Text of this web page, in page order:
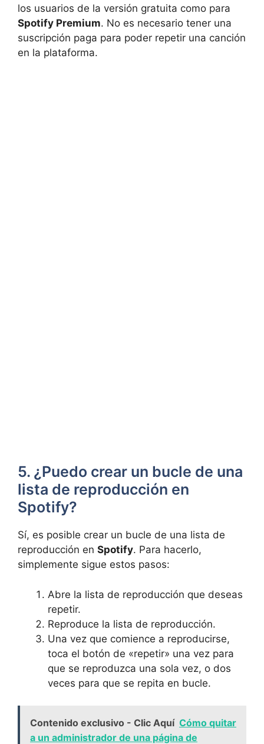
los usuarios‍ de‌ la versión gratuita como para
Spotify ⁤Premium. No es necesario tener una
⁣suscripción paga para poder repetir⁣ una‌ canción‌
en la​ plataforma.
5. ​¿Puedo crear un bucle de una
lista de reproducción en
Spotify?
Sí, es ​posible ⁣crear un⁣ bucle ‍de una lista de
reproducción en Spotify.‌ Para hacerlo,
simplemente sigue ‍estos pasos:
Abre ‍la lista de reproducción⁣ que ​deseas
repetir.
Reproduce la lista de reproducción.
Una vez que comience a reproducirse,
toca el botón de «repetir» una vez para
que se⁣ reproduzca ⁣una⁤ sola vez, o dos
veces para que se repita en bucle.
Contenido exclusivo - Clic Aquí Cómo quitar
a un administrador de una página de